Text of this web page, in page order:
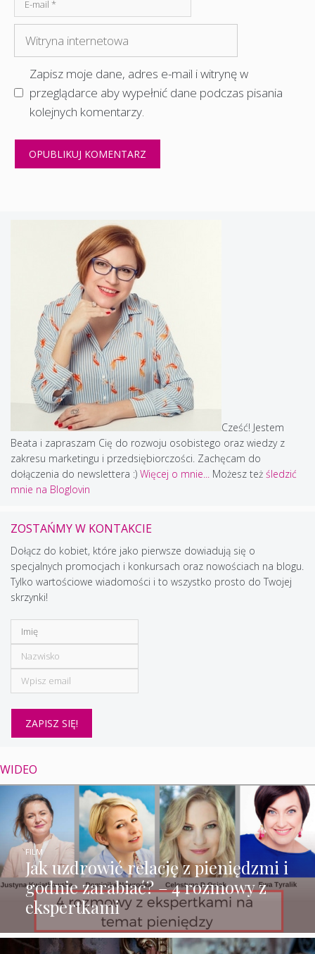
mail
internetowa
Zapisz moje dane, adres e-mail i witrynę w
przeglądarce aby wypełnić dane podczas pisania
kolejnych komentarzy.
Cześć! Jestem
Beata i zapraszam Cię do rozwoju osobistego oraz wiedzy z
zakresu marketingu i przedsiębiorczości. Zachęcam do
dołączenia do newslettera :) Więcej o mnie... Możesz też śledzić
mnie na Bloglovin
ZOSTAŃMY W KONTAKCIE
Dołącz do kobiet, które jako pierwsze dowiadują się o
specjalnych promocjach i konkursach oraz nowościach na blogu.
Tylko wartościowe wiadomości i to wszystko prosto do Twojej
skrzynki!
WIDEO
Jak uzdrowić relację z pieniędzmi i
godnie zarabiać? – 4 rozmowy z
ekspertkami
FILM